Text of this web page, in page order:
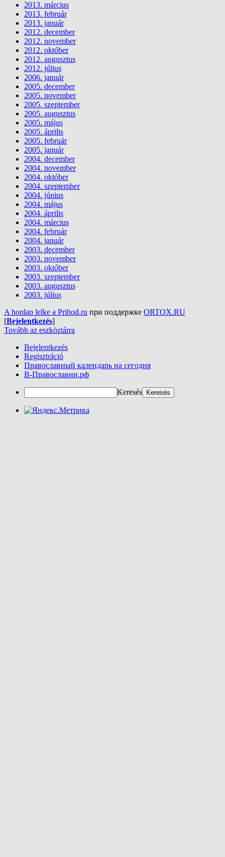
2013. március
2013. február
2013. január
2012. december
2012. november
2012. október
2012. augusztus
2012. július
2006. január
2005. december
2005. november
2005. szeptember
2005. augusztus
2005. május
2005. április
2005. február
2005. január
2004. december
2004. november
2004. október
2004. szeptember
2004. június
2004. május
2004. április
2004. március
2004. február
2004. január
2003. december
2003. november
2003. október
2003. szeptember
2003. augusztus
2003. július
A honlap lelke a Prihod.ru при поддержке ORTOX.RU
[Bejelentkezés]
Tovább az eszköztárra
Bejelentkezés
Regisztráció
Православный календарь на сегодня
В-Православии.рф
Keresés